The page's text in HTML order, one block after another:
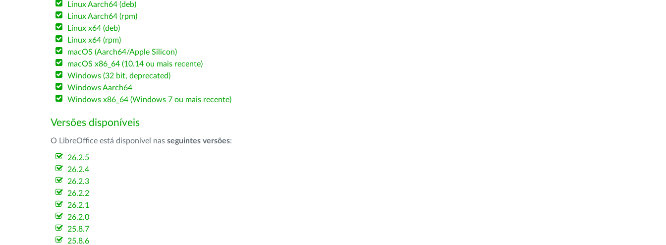
Linux Aarch64 (deb)
Linux Aarch64 (rpm)
Linux x64 (deb)
Linux x64 (rpm)
macOS (Aarch64/Apple Silicon)
macOS x86_64 (10.14 ou mais recente)
Windows (32 bit, deprecated)
Windows Aarch64
Windows x86_64 (Windows 7 ou mais recente)
Versões disponíveis
O LibreOffice está disponível nas seguintes versões:
26.2.5
26.2.4
26.2.3
26.2.2
26.2.1
26.2.0
25.8.7
25.8.6